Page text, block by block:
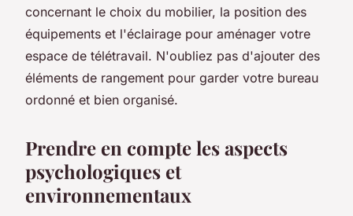
concernant le choix du mobilier, la position des
équipements et l'éclairage pour aménager votre
espace de télétravail. N'oubliez pas d'ajouter des
éléments de rangement pour garder votre bureau
ordonné et bien organisé.
Prendre en compte les aspects
psychologiques et
environnementaux